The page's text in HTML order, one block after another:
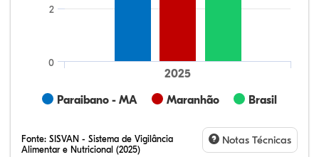
Paraibano - MA Maranhão Brasil
2025
0
2
Fonte: SISVAN - Sistema de Vigilância
Alimentar e Nutricional (2025)
Notas Técnicas